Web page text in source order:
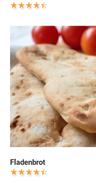
Fladenbrot